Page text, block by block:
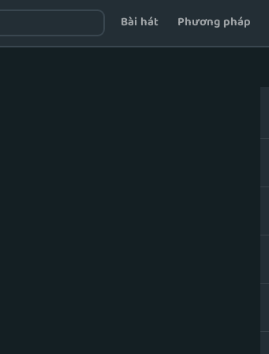
Bài hát Phương pháp